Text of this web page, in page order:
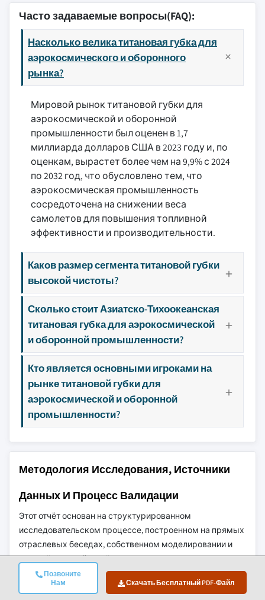
Позвоните
Нам
Скачать Бесплатный PDF-Файл
Часто задаваемые вопросы(FAQ):
Насколько велика титановая губка для
аэрокосмического и оборонного
рынка?
Мировой рынок титановой губки для
аэрокосмической и оборонной
промышленности был оценен в 1,7
миллиарда долларов США в 2023 году и, по
оценкам, вырастет более чем на 9,9% с 2024
по 2032 год, что обусловлено тем, что
аэрокосмическая промышленность
сосредоточена на снижении веса
самолетов для повышения топливной
эффективности и производительности.
Каков размер сегмента титановой губки
высокой чистоты?
Сколько стоит Азиатско-Тихоокеанская
титановая губка для аэрокосмической
и оборонной промышленности?
Кто является основными игроками на
рынке титановой губки для
аэрокосмической и оборонной
промышленности?
Методология Исследования, Источники
Данных И Процесс Валидации
Этот отчёт основан на структурированном
исследовательском процессе, построенном на прямых
отраслевых беседах, собственном моделировании и
строгой перекрёстной проверке, а не просто на
кабинетных исследованиях.
Наш 6-Этапный Процесс Исследования